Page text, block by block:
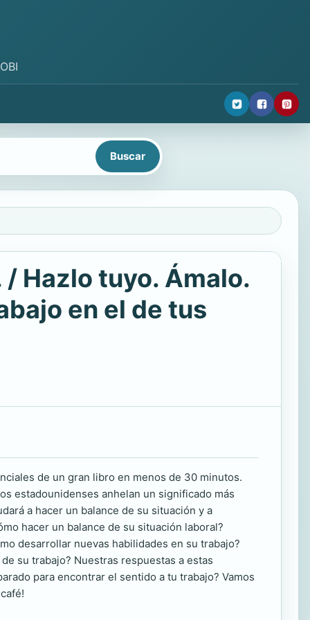
/ Hazlo tuyo. Ámalo.
en el de tus
de un gran libro en menos de 30 minutos.
estadounidenses anhelan un significado más
a hacer un balance de su situación y a
hacer un balance de su situación laboral?
desarrollar nuevas habilidades en su trabajo?
su trabajo? Nuestras respuestas a estas
para encontrar el sentido a tu trabajo? Vamos